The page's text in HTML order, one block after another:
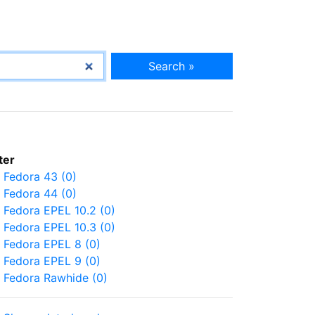
Search »
Fedora 43 (0)
Fedora 44 (0)
Fedora EPEL 10.2 (0)
Fedora EPEL 10.3 (0)
Fedora EPEL 8 (0)
Fedora EPEL 9 (0)
Fedora Rawhide (0)